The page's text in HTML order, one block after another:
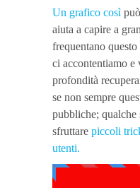
Un grafico così
aiuta a capire a
frequentano
ci accontentiamo e
profondità
se non sempre
pubbliche; qualche
sfruttare piccoli
utenti.